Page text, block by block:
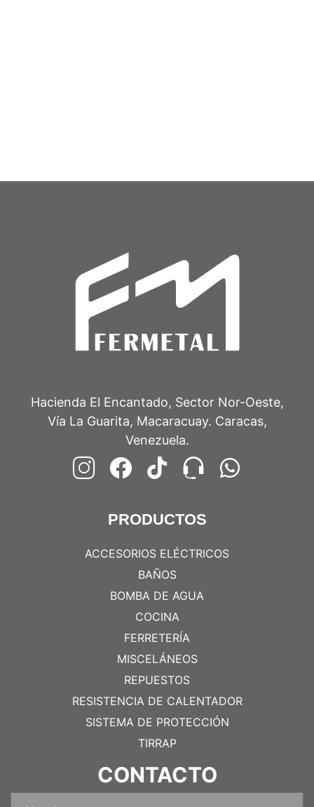
Hacienda El Encantado, Sector Nor-Oeste,
Vía La Guarita, Macaracuay. Caracas,
Venezuela.
PRODUCTOS
ACCESORIOS ELÉCTRICOS
BAÑOS
BOMBA DE AGUA
COCINA
FERRETERÍA
MISCELÁNEOS
REPUESTOS
RESISTENCIA DE CALENTADOR
SISTEMA DE PROTECCIÓN
TIRRAP
CONTACTO